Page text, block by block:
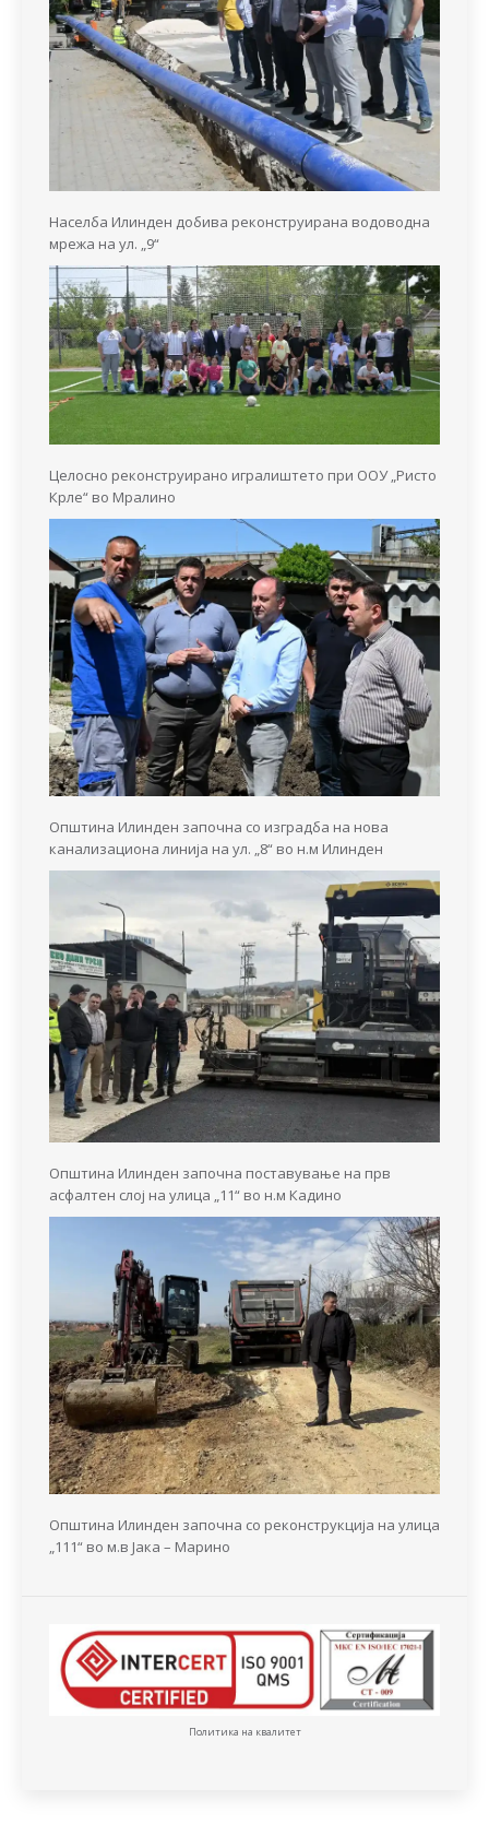
Населба Илинден добива реконструирана водоводна
мрежа на ул. „9“
Целосно реконструирано игралиштето при ООУ „Ристо
Крле“ во Мралино
Општина Илинден започна со изградба на нова
канализациона линија на ул. „8“ во н.м Илинден
Општина Илинден започна поставување на прв
асфалтен слој на улица „11“ во н.м Кадино
Општина Илинден започна со реконструкција на улица
„111“ во м.в Јака – Марино
Политика на квалитет